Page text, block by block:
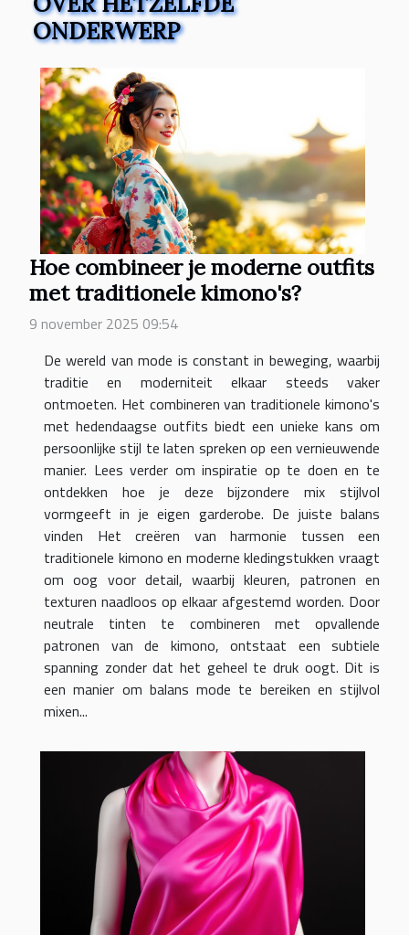
ONDERWERP
Hoe combineer je moderne outfits
met traditionele kimono's?
9 november 2025 09:54
De wereld van mode is constant in beweging, waarbij
traditie en moderniteit elkaar steeds vaker
ontmoeten. Het combineren van traditionele kimono's
met hedendaagse outfits biedt een unieke kans om
persoonlijke stijl te laten spreken op een vernieuwende
manier. Lees verder om inspiratie op te doen en te
ontdekken hoe je deze bijzondere mix stijlvol
vormgeeft in je eigen garderobe. De juiste balans
vinden Het creëren van harmonie tussen een
traditionele kimono en moderne kledingstukken vraagt
om oog voor detail, waarbij kleuren, patronen en
texturen naadloos op elkaar afgestemd worden. Door
neutrale tinten te combineren met opvallende
patronen van de kimono, ontstaat een subtiele
spanning zonder dat het geheel te druk oogt. Dit is
een manier om balans mode te bereiken en stijlvol
mixen...